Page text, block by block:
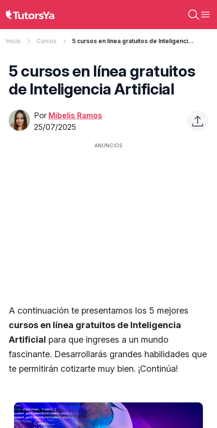
Inicio Cursos 5 cursos en línea gratuitos de Inteligencia Artificial
5 cursos en línea gratuitos
de Inteligencia Artificial
Por Mibelis Ramos
25/07/2025
ANUNCIOS
A continuación te presentamos los 5 mejores
cursos en línea gratuitos de Inteligencia
Artificial para que ingreses a un mundo
fascinante. Desarrollarás grandes habilidades que
te permitirán cotizarte muy bien. ¡Continúa!